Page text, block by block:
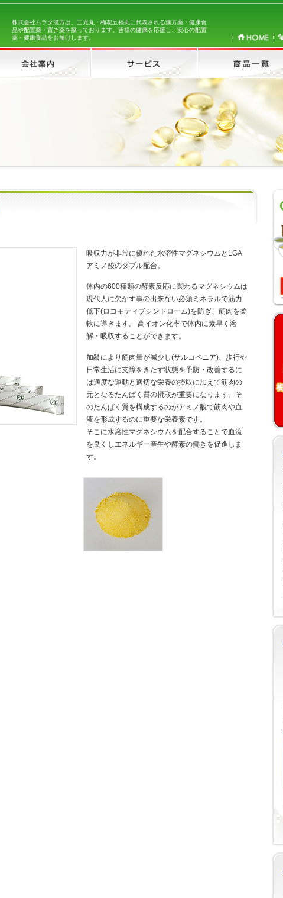
株式会社ムラタ漢方は、三光丸・梅花五福丸に代表される漢方薬・健康食
品や配置薬・置き薬を扱っております。皆様の健康を応援し、安心の配置
薬・健康食品をお届けします。
吸収力が非常に優れた水溶性マグネシウムとLGA
アミノ酸のダブル配合。
体内の600種類の酵素反応に関わるマグネシウムは
現代人に欠かす事の出来ない必須ミネラルで筋力
低下(ロコモティブシンドローム)を防ぎ、筋肉を柔
軟に導きます。 高イオン化率で体内に素早く溶
解・吸収することができます。
加齢により筋肉量が減少し(サルコペニア)、歩行や
日常生活に支障をきたす状態を予防・改善するに
は適度な運動と適切な栄養の摂取に加えて筋肉の
元となるたんぱく質の摂取が重要になります。そ
のたんぱく質を構成するのがアミノ酸で筋肉や血
液を形成するのに重要な栄養素です。
そこに水溶性マグネシウムを配合することで血流
を良くしエネルギー産生や酵素の働きを促進しま
す。